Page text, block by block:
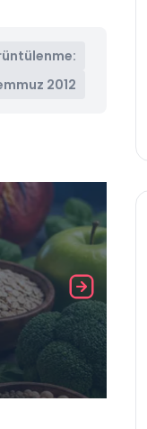
2012